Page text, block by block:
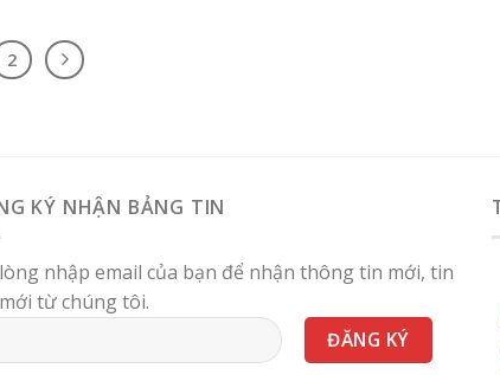
2
KÝ NHẬN BẢNG TIN
nhập email của bạn để nhận thông tin mới, tin
từ chúng tôi.